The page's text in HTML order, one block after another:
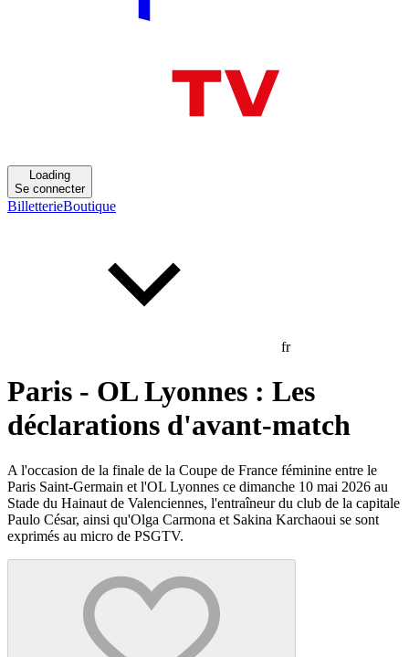
Loading
Se connecter
BilletterieBoutique
fr
Paris - OL Lyonnes : Les
déclarations d'avant-match
A l'occasion de la finale de la Coupe de France féminine entre le
Paris Saint-Germain et l'OL Lyonnes ce dimanche 10 mai 2026 au
Stade du Hainaut de Valenciennes, l'entraîneur du club de la capitale
Paulo César, ainsi qu'Olga Carmona et Sakina Karchaoui se sont
exprimés au micro de PSGTV.